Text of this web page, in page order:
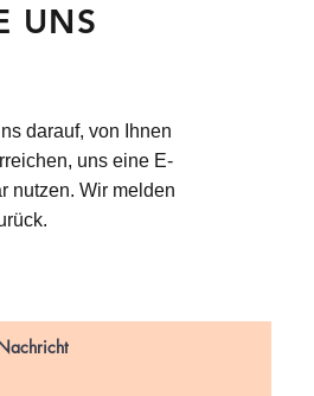
UNS
darauf, von Ihnen
uns eine E-
nutzen. Wir melden